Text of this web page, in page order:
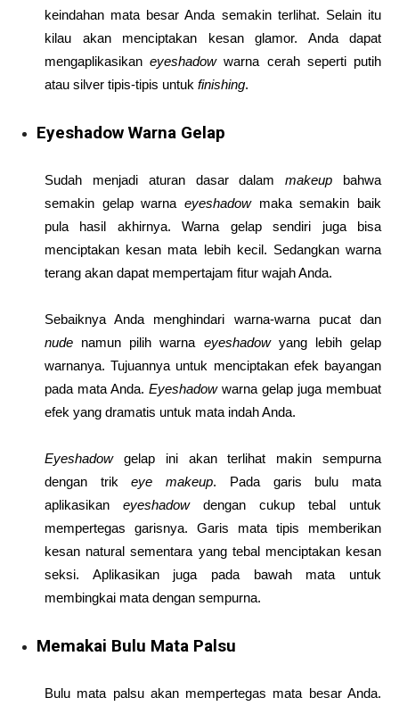
keindahan mata besar Anda semakin terlihat. Selain itu
kilau akan menciptakan kesan glamor. Anda dapat
mengaplikasikaneyeshadowwarna cerah seperti putih
atau silver tipis-tipis untuk finishing.
Eyeshadow Warna Gelap
Sudah menjadi aturan dasar dalammakeup bahwa
semakin gelap warna eyeshadow maka semakin baik
pula hasil akhirnya. Warna gelap sendiri juga bisa
menciptakan kesan mata lebih kecil. Sedangkan warna
terang akan dapat mempertajam fitur wajah Anda.
Sebaiknya Anda menghindari warna-warna pucat dan
nude namun pilih warna eyeshadow yang lebih gelap
warnanya. Tujuannya untuk menciptakan efek bayangan
pada mata Anda. Eyeshadow warna gelap juga membuat
efek yang dramatis untuk mata indah Anda.
Eyeshadow gelap ini akan terlihat makin sempurna
dengan trikeye makeup. Pada garis bulu mata
aplikasikan eyeshadow dengan cukup tebal untuk
mempertegas garisnya. Garis mata tipis memberikan
kesan natural sementara yang tebal menciptakan kesan
seksi. Aplikasikan juga pada bawah mata untuk
membingkai mata dengan sempurna.
Memakai Bulu Mata Palsu
Bulu mata palsu akan mempertegas mata besar Anda.